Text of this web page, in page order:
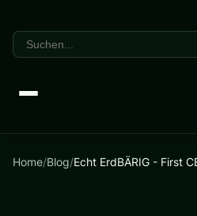
Home/Blog/Echt ErdBÄRIG - First